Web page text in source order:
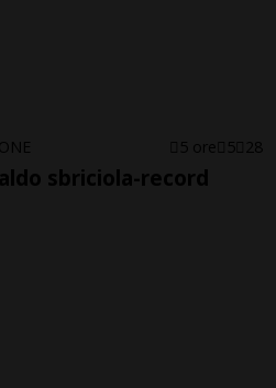
5 ore 5 28
sbriciola-record